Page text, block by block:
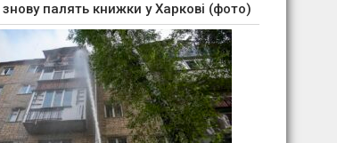
знову палять книжки у Харкові (фото)